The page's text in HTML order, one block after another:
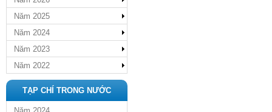
Năm 2025
Năm 2024
Năm 2023
Năm 2022
TẠP CHÍ TRONG NƯỚC